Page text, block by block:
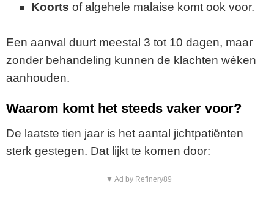
Koorts of algehele malaise komt ook voor.
Een aanval duurt meestal 3 tot 10 dagen, maar
zonder behandeling kunnen de klachten wéken
aanhouden.
Waarom komt het steeds vaker voor?
De laatste tien jaar is het aantal jichtpatiënten
sterk gestegen. Dat lijkt te komen door:
▼ Ad by Refinery89